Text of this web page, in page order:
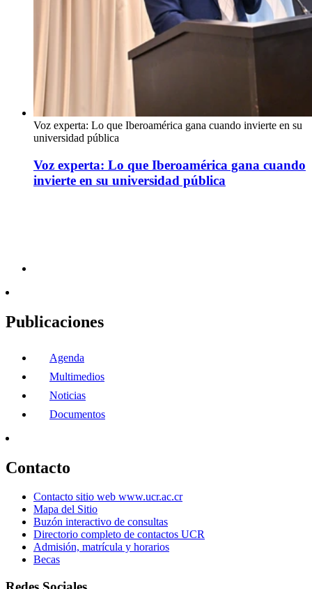
Voz experta: Lo que Iberoamérica gana cuando invierte en su
universidad pública
Voz experta: Lo que Iberoamérica gana cuando
invierte en su universidad pública
Publicaciones
Agenda
Multimedios
Noticias
Documentos
Contacto
Contacto sitio web www.ucr.ac.cr
Mapa del Sitio
Buzón interactivo de consultas
Directorio completo de contactos UCR
Admisión, matrícula y horarios
Becas